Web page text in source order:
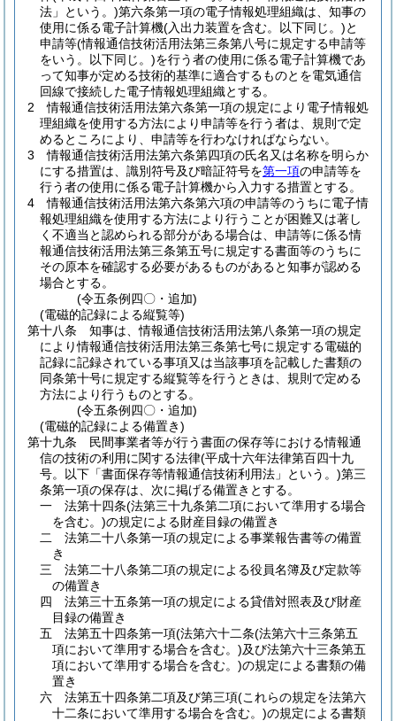
法」という。)第六条第一項の電子情報処理組織は、知事の
使用に係る電子計算機(入出力装置を含む。以下同じ。)と
申請等(情報通信技術活用法第三条第八号に規定する申請等
をいう。以下同じ。)を行う者の使用に係る電子計算機であ
って知事が定める技術的基準に適合するものとを電気通信
回線で接続した電子情報処理組織とする。
2
情報通信技術活用法第六条第一項の規定により電子情報処
理組織を使用する方法により申請等を行う者は、規則で定
めるところにより、申請等を行わなければならない。
3
情報通信技術活用法第六条第四項の氏名又は名称を明らか
にする措置は、識別符号及び暗証符号を第一項の申請等を
行う者の使用に係る電子計算機から入力する措置とする。
4
情報通信技術活用法第六条第六項の申請等のうちに電子情
報処理組織を使用する方法により行うことが困難又は著し
く不適当と認められる部分がある場合は、申請等に係る情
報通信技術活用法第三条第五号に規定する書面等のうちに
その原本を確認する必要があるものがあると知事が認める
場合とする。
(令五条例四〇・追加)
(電磁的記録による縦覧等)
第十八条
知事は、情報通信技術活用法第八条第一項の規定
により情報通信技術活用法第三条第七号に規定する電磁的
記録に記録されている事項又は当該事項を記載した書類の
同条第十号に規定する縦覧等を行うときは、規則で定める
方法により行うものとする。
(令五条例四〇・追加)
(電磁的記録による備置き)
第十九条
民間事業者等が行う書面の保存等における情報通
信の技術の利用に関する法律(平成十六年法律第百四十九
号。以下「書面保存等情報通信技術利用法」という。)第三
条第一項の保存は、次に掲げる備置きとする。
一
法第十四条(法第三十九条第二項において準用する場合
を含む。)の規定による財産目録の備置き
二
法第二十八条第一項の規定による事業報告書等の備置
き
三
法第二十八条第二項の規定による役員名簿及び定款等
の備置き
四
法第三十五条第一項の規定による貸借対照表及び財産
目録の備置き
五
法第五十四条第一項(法第六十二条(法第六十三条第五
項において準用する場合を含む。)及び法第六十三条第五
項において準用する場合を含む。)の規定による書類の備
置き
六
法第五十四条第二項及び第三項(これらの規定を法第六
十二条において準用する場合を含む。)の規定による書類